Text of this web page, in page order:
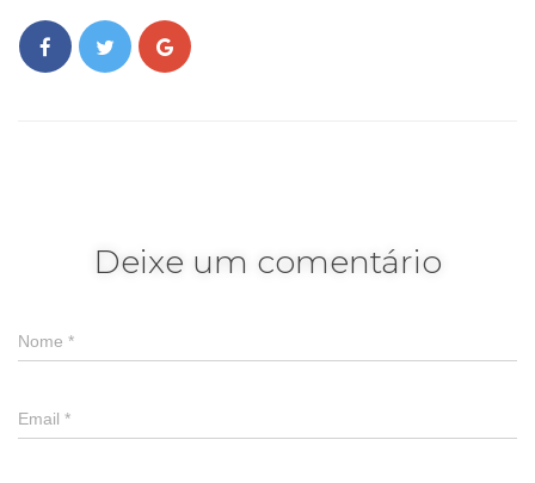
Deixe um comentário
Nome *
Email *